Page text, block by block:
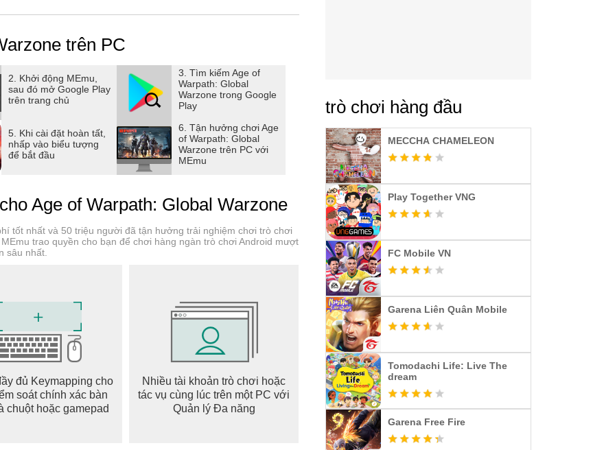
hiện các cuộc tấn công chiến thuật. Những quyết định
số phận của quốc gia bạn. Dẫn dắt lực lượng của bạn
và xe bọc thép đến không quân. Nghiên cứu và triển
phong trong cuộc chạy đua vũ trang không ngừng phát
giới. Tham gia vào các trận chiến nhiều người chơi dữ
trong một chiến dịch chơi đơn năng động. Kỹ năng chiến
cuộc diễn tập ngoại giao để đạt được mục tiêu của bạn.
quyết định khi nào đàm phán và khi nào giải phóng toàn
đất căn cứ của bạn để tạo ra một lò ấp máy móc chiến
khóa để đứng vững trên chiến trường.
trên PC
2. Khởi động MEmu,
sau đó mở Google Play
trên trang chủ
3. Tìm kiếm Age of
Warpath: Global
Warzone trong Google
Play
5. Khi cài đặt hoàn tất,
nhấp vào biểu tượng
để bắt đầu
6. Tận hưởng chơi Age
of Warpath: Global
Warzone trên PC với
MEmu
Age of Warpath: Global Warzone
tốt nhất và 50 triệu người đã tận hưởng trải nghiệm chơi trò chơi
trao quyền cho bạn để chơi hàng ngàn trò chơi Android mượt
sâu nhất.
đủ Keymapping cho
soát chính xác bàn
chuột hoặc gamepad
Nhiều tài khoản trò chơi hoặc
tác vụ cùng lúc trên một PC với
Quản lý Đa năng
trò chơi hàng đầu
MECCHA CHAMELEON
Play Together VNG
FC Mobile VN
Garena Liên Quân Mobile
Tomodachi Life: Live The
dream
Garena Free Fire